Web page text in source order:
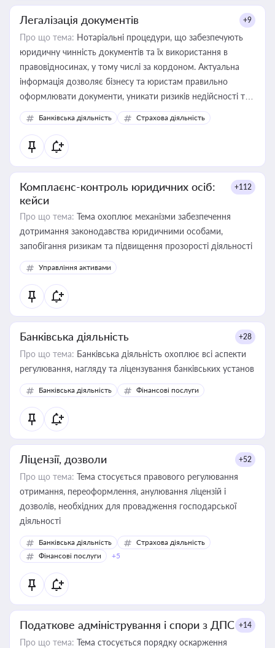
Легалізація документів +9
Про що тема: Нотаріальні процедури, що забезпечують
юридичну чинність документів та їх використання в
правовідносинах, у тому числі за кордоном. Актуальна
інформація дозволяє бізнесу та юристам правильно
оформлювати документи, уникати ризиків недійсності та
забезпечувати їх належне прийняття органами влади та
контрагентами
Банківська діяльність Страхова діяльність
Комплаєнс-контроль юридичних осіб:
кейси
+112
Про що тема: Тема охоплює механізми забезпечення
дотримання законодавства юридичними особами,
запобігання ризикам та підвищення прозорості діяльності
Управління активами
Банківська діяльність +28
Про що тема: Банківська діяльність охоплює всі аспекти
регулювання, нагляду та ліцензування банківських установ
Банківська діяльність Фінансові послуги
Ліцензії, дозволи +52
Про що тема: Тема стосується правового регулювання
отримання, переоформлення, анулювання ліцензій і
дозволів, необхідних для провадження господарської
діяльності
Банківська діяльність
Страхова діяльність
Фінансові послуги
+5
Податкове адміністрування і спори з ДПС +14
Про що тема: Тема стосується порядку оскарження